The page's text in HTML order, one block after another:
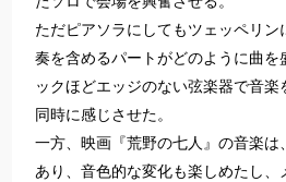
ただピアソラにしてもツェッペリ
奏を含めるパートがどのように曲を
ックほどエッジのない弦楽器で音楽
同時に感じさせた。
一方、映画『荒野の七人』の音楽
あり、音色的な変化も楽しめたし、